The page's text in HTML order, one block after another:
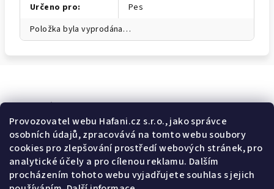
Provozovatel webu Hafani.cz s.r.o., jako správce
osobních údajů, zpracovává na tomto webu soubory
cookies pro zlepšování prostředí webových stránek, pro
analytické účely a pro cílenou reklamu. Dalším
procházením tohoto webu vyjadřujete souhlas s jejich
Určeno pro:
Pes
Položka byla vyprodána…
Odebírat newsletter
E-mail
Potvrzuji souhlas svšeobecnými obchodními podmínkami a
spodmínkami zpracovávání a ochrany osobních údajů .